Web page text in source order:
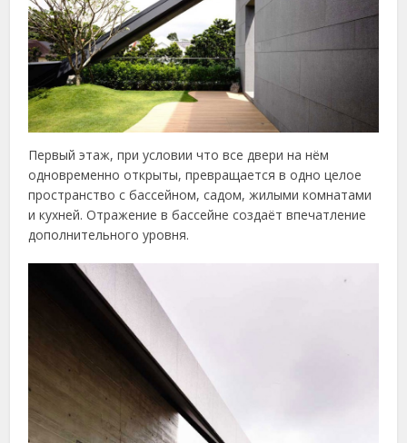
Первый этаж, при условии что все двери на нём
одновременно открыты, превращается в одно целое
пространство с бассейном, садом, жилыми комнатами
и кухней. Отражение в бассейне создаёт впечатление
дополнительного уровня.